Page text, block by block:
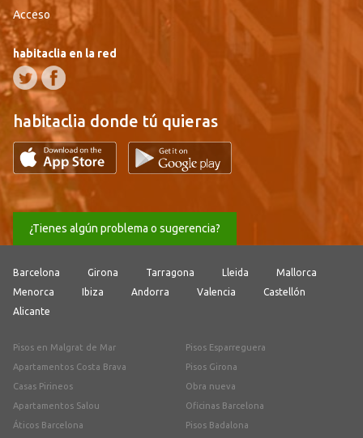
Acceso
habitaclia en la red
habitaclia donde tú quieras
¿Tienes algún problema o sugerencia?
Barcelona Girona Tarragona Lleida
Mallorca
Menorca
Ibiza Andorra Valencia
Castellón
Alicante
Pisos en Malgrat de Mar
Apartamentos Costa Brava
Casas Pirineos
Apartamentos Salou
Áticos Barcelona
Pisos Esparreguera
Pisos Girona
Obra nueva
Oficinas Barcelona
Pisos Badalona